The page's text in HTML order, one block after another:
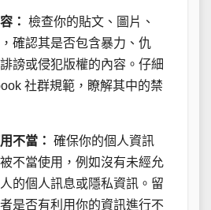
： 檢查你的貼文、圖片、
確認其是否包含暴力、仇
謗或侵犯版權的內容。仔細
社群規範，瞭解其中的禁
不當： 確保你的個人資訊
不當使用，例如沒有未經允
的個人訊息或隱私資訊。留
是否有利用你的資訊進行不